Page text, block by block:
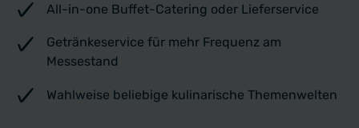
All-in-one Buffet-Catering oder Lieferservice
Getränkeservice für mehr Frequenz am
Messestand
Wahlweise beliebige kulinarische Themenwelten